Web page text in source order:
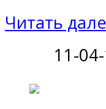
Читать
11-